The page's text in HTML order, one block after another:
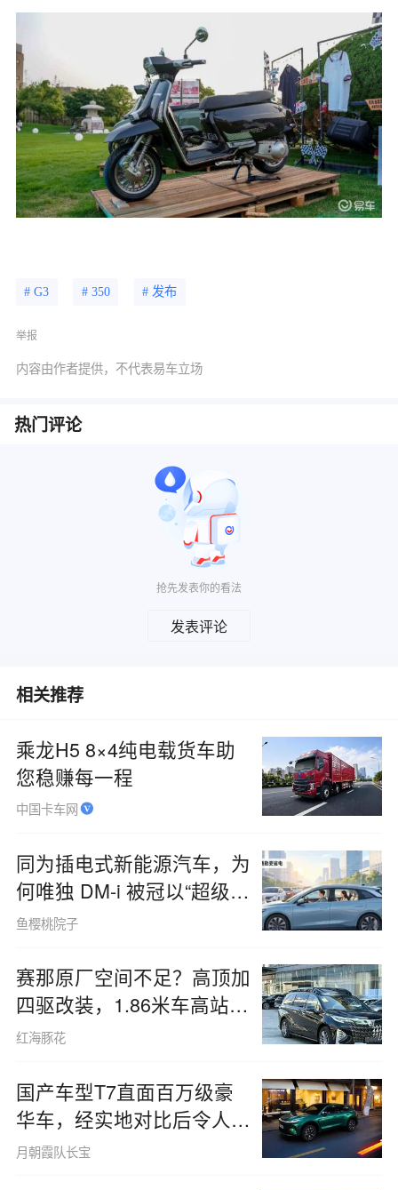
# G3 # 350 # 发布
举报
内容由作者提供，不代表易车立场
热门评论
抢先发表你的看法
发表评论
相关推荐
乘龙H5 8×4纯电载货车助
您稳赚每一程
中国卡车网
同为插电式新能源汽车，为
何唯独 DM-i 被冠以“超级混
动”之名？
鱼樱桃院子
赛那原厂空间不足？高顶加
四驱改装，1.86米车高站立
不碰头
红海豚花
国产车型T7直面百万级豪
华车，经实地对比后令人惊
叹：当下的国产设计究竟达
月朝霞队长宝